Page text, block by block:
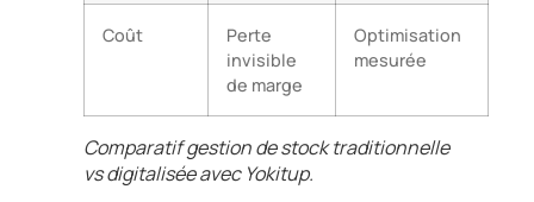
Coût
Perte
invisible
de marge
Optimisation
mesurée
Comparatif gestion de stock traditionnelle
vs digitalisée avec Yokitup.